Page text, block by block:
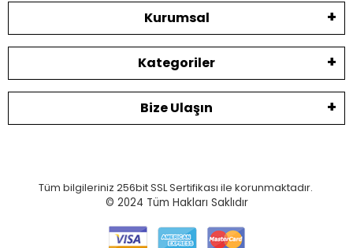
Kurumsal
Kategoriler
Bize Ulaşın
Tüm bilgileriniz 256bit SSL Sertifikası ile korunmaktadır.
© 2024 Tüm Hakları Saklıdır